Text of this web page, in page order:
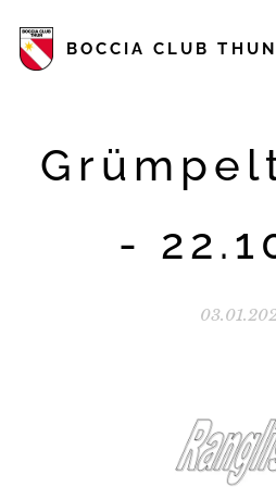
BOCCIA CLUB THUN
-